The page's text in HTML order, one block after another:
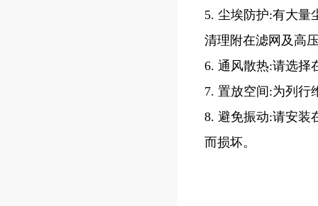
5. 尘埃防护:有大量
清理附在滤网及高
6. 通风散热:请选择
7. 置放空间:为列行
8. 避免振动:请安装
而损坏。